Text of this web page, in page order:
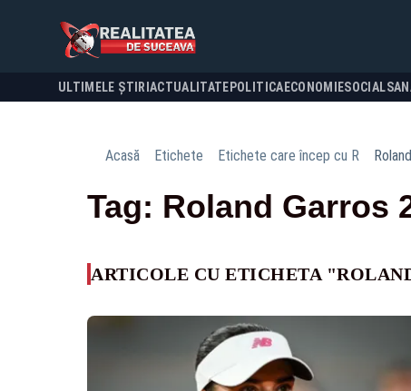
ULTIMELE ȘTIRI ACTUALITATE POLITICA ECONOMIESOCIAL
Acasă Etichete Etichete care încep cu R
Tag: Roland Garros
ARTICOLE CU ETICHETA